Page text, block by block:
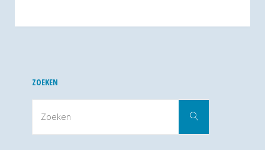
ZOEKEN
Zoeken